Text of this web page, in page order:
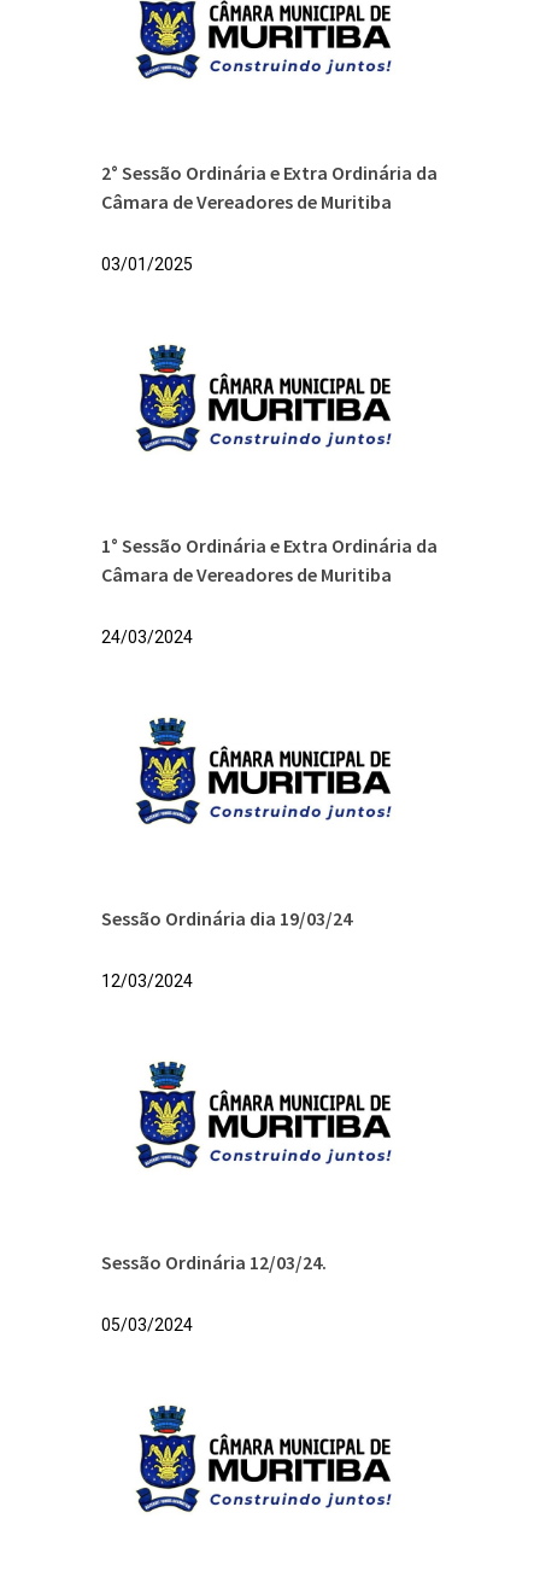
2° Sessão Ordinária e Extra Ordinária da
Câmara de Vereadores de Muritiba
03/01/2025
1° Sessão Ordinária e Extra Ordinária da
Câmara de Vereadores de Muritiba
24/03/2024
Sessão Ordinária dia 19/03/24
12/03/2024
Sessão Ordinária 12/03/24.
05/03/2024